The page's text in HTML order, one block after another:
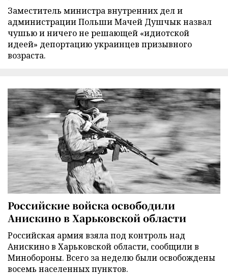
Заместитель министра внутренних дел и
администрации Польши Мачей Душчык назвал
чушью и ничего не решающей «идиотской
идеей» депортацию украинцев призывного
возраста.
Российские войска освободили
Анискино в Харьковской области
Российская армия взяла под контроль над
Анискино в Харьковской области, сообщили в
Минобороны. Всего за неделю были освобождены
восемь населенных пунктов.